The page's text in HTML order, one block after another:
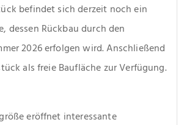
befindet sich derzeit noch ein
dessen Rückbau durch den
2026 erfolgen wird. Anschließend
als freie Baufläche zur Verfügung.
eröffnet interessante